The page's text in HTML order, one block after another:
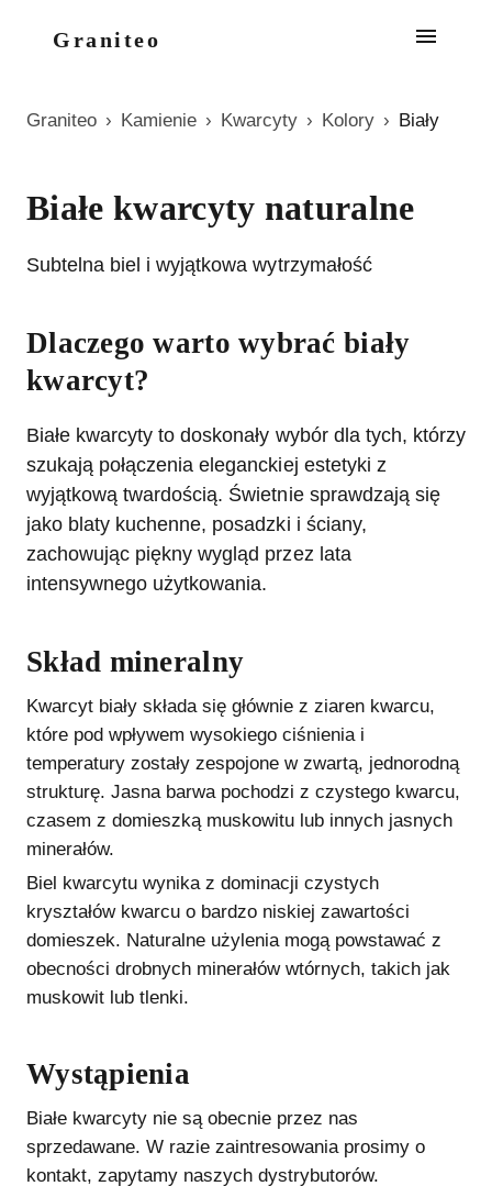
Graniteo
Graniteo › Kamienie › Kwarcyty › Kolory › Biały
Białe kwarcyty naturalne
Subtelna biel i wyjątkowa wytrzymałość
Dlaczego warto wybrać biały
kwarcyt?
Białe kwarcyty to doskonały wybór dla tych, którzy
szukają połączenia eleganckiej estetyki z
wyjątkową twardością. Świetnie sprawdzają się
jako blaty kuchenne, posadzki i ściany,
zachowując piękny wygląd przez lata
intensywnego użytkowania.
Skład mineralny
Kwarcyt biały składa się głównie z ziaren kwarcu,
które pod wpływem wysokiego ciśnienia i
temperatury zostały zespojone w zwartą, jednorodną
strukturę. Jasna barwa pochodzi z czystego kwarcu,
czasem z domieszką muskowitu lub innych jasnych
minerałów.
Biel kwarcytu wynika z dominacji czystych
kryształów kwarcu o bardzo niskiej zawartości
domieszek. Naturalne użylenia mogą powstawać z
obecności drobnych minerałów wtórnych, takich jak
muskowit lub tlenki.
Wystąpienia
Białe kwarcyty nie są obecnie przez nas
sprzedawane. W razie zaintresowania prosimy o
kontakt, zapytamy naszych dystrybutorów.